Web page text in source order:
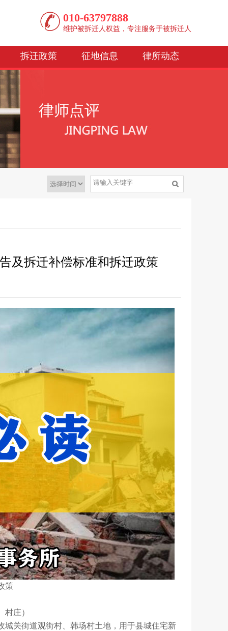
010-63797888
维护被拆迁人权益，专注服务于被拆迁人
拆迁政策 征地信息 律所动态
律师点评
及拆迁补偿标准和拆迁政策
策
庄）
城关街道观街村、韩场村土地，用于县城住宅新